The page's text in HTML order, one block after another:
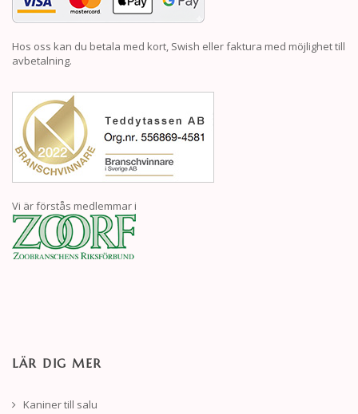
Hos oss kan du betala med kort, Swish eller faktura med möjlighet till
avbetalning.
Vi är förstås medlemmar i
LÄR DIG MER
Kaniner till salu